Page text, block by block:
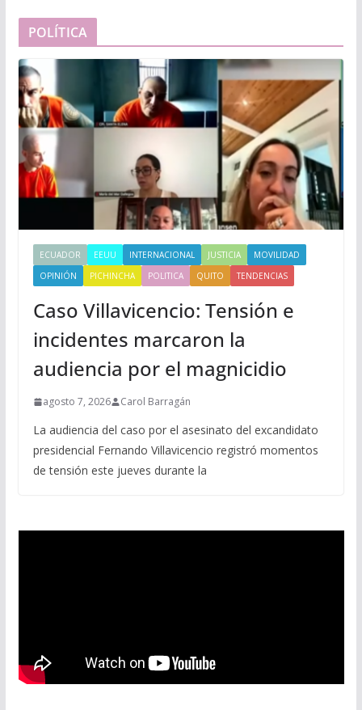
POLÍTICA
ECUADOR EEUU INTERNACIONAL JUSTICIA
MOVILIDAD
OPINIÓN
PICHINCHA POLITICA QUITO TENDENCIAS
Caso Villavicencio: Tensión e
incidentes marcaron la
audiencia por el magnicidio
agosto 7, 2026 Carol Barragán
La audiencia del caso por el asesinato del excandidato
presidencial Fernando Villavicencio registró momentos
de tensión este jueves durante la